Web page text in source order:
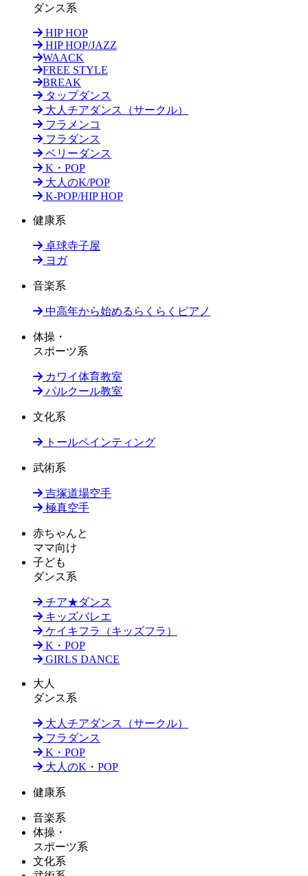
ダンス系
HIP HOP
HIP HOP/JAZZ
WAACK
FREE STYLE
BREAK
タップダンス
大人チアダンス（サークル）
フラメンコ
フラダンス
ベリーダンス
K・POP
大人のK/POP
K-POP/HIP HOP
健康系
卓球寺子屋
ヨガ
音楽系
中高年から始めるらくらくピアノ
体操・
スポーツ系
カワイ体育教室
パルクール教室
文化系
トールペインティング
武術系
吉塚道場空手
極真空手
赤ちゃんと
ママ向け
子ども
ダンス系
チア★ダンス
キッズバレエ
ケイキフラ（キッズフラ）
K・POP
GIRLS DANCE
大人
ダンス系
大人チアダンス（サークル）
フラダンス
K・POP
大人のK・POP
健康系
音楽系
体操・
スポーツ系
文化系